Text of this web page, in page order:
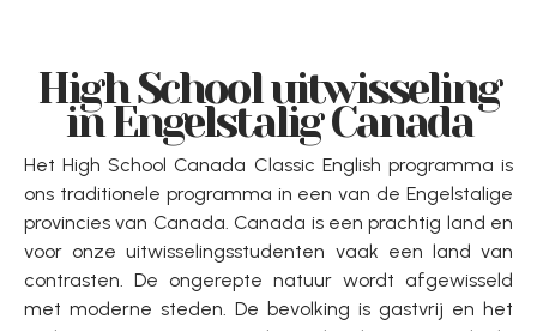
High School uitwisseling
in Engelstalig Canada
Het High School Canada Classic English programma is
ons traditionele programma in een van de Engelstalige
provincies van Canada. Canada is een prachtig land en
voor onze uitwisselingsstudenten vaak een land van
contrasten. De ongerepte natuur wordt afgewisseld
met moderne steden. De bevolking is gastvrij en het